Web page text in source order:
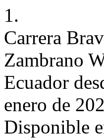
1.
Carrera
Zambrano
Ecuador
enero de
Disponible